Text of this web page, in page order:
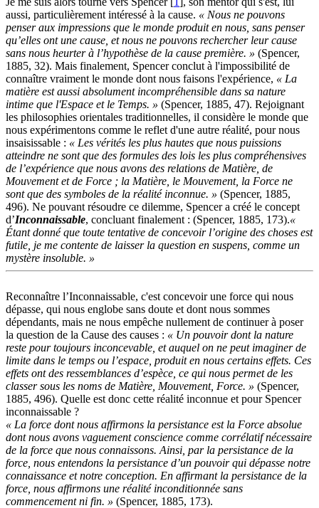
aussi, particulièrement intéressé à la cause. « Nous ne pouvons
penser aux impressions que le monde produit en nous, sans penser
qu’elles ont une cause, et nous ne pouvons rechercher leur cause
sans nous heurter à l’hypothèse de la cause première. » (Spencer,
1885, 32). Mais finalement, Spencer conclut à l'impossibilité de
connaître vraiment le monde dont nous faisons l'expérience, « La
matière est aussi absolument incompréhensible dans sa nature
intime que l'Espace et le Temps. » (Spencer, 1885, 47). Rejoi­gnant
les philosophies orientales traditionnelles, il considère le monde que
nous expérimentons comme le reflet d'une autre réalité, pour nous
insaisissable : « Les vérités les plus hautes que nous puis­sions
atteindre ne sont que des formules des lois les plus com­préhensives
de l’expérience que nous avons des relations de Matière, de
Mouvement et de Force ; la Matière, le Mou­vement, la Force ne
sont que des symboles de la réalité incon­nue. » (Spencer, 1885,
496). Ne pouvant résoudre ce dilemme, Spencer a créé le concept
d’Inconnaissable, concluant fina­lement : (Spencer, 1885, 173).«
Étant donné que toute tentative de concevoir l’origine des choses est
futile, je me contente de laisser la question en suspens, comme un
mystère insoluble. »
Reconnaître l’Inconnaissable, c'est concevoir une force qui nous
dépasse, qui nous englobe sans doute et dont nous sommes
dépendants, mais ne nous empêche nullement de continuer à poser
la question de la Cause des causes : « Un pouvoir dont la nature
reste pour toujours inconcevable, et auquel on ne peut imaginer de
limite dans le temps ou l’es­pace, produit en nous certains effets. Ces
effets ont des ressem­blances d’espèce, ce qui nous permet de les
classer sous les noms de Matière, Mouvement, Force. » (Spencer,
1885, 496). Quelle est donc cette réalité inconnue et pour Spencer
inconnaissable ?
« La force dont nous affirmons la persistance est la Force absolue
dont nous avons vaguement conscience comme corrélatif nécessaire
de la force que nous connaissons. Ainsi, par la persistance de la
force, nous entendons la persistance d’un pouvoir qui dépasse notre
connaissance et notre conception. En affirmant la persistance de la
force, nous affirmons une réalité inconditionnée sans
commencement ni fin. » (Spencer, 1885, 173).